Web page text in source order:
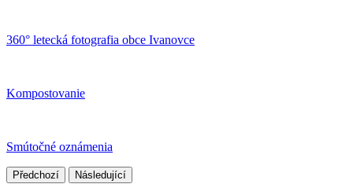
360° letecká fotografia obce Ivanovce
Kompostovanie
Smútočné oznámenia
Předchozí Následující